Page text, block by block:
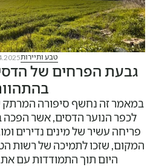
טבע ותיירות
גבעת הפרחים של
במאמר זה נחשף סיפורה
לכפר הנוער הדסים, אשר
פריחה עשיר של מינים נדירים
המקום, שזכו לתמיכה של רשות
היום תוך התמודדות עם